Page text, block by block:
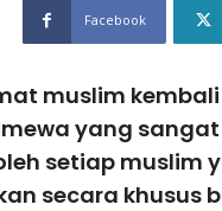
Facebook
muslim
yang
setiap muslim
secara khusus